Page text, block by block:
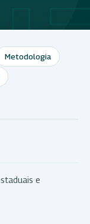
Metodologia
e